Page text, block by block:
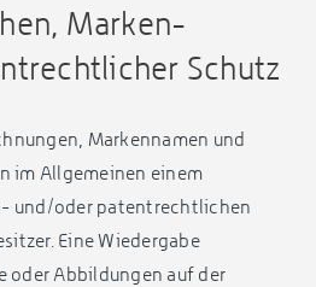
Marken-
Schutz
Markennamen und
im Allgemeinen einem
und/oder patentrechtlichen
Eine Wiedergabe
oder Abbildungen auf der